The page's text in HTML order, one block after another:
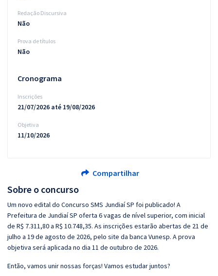
Sobre o concurso
Um novo edital do Concurso SMS Jundiaí SP foi publicado! A
Prefeitura de Jundiaí SP oferta 6 vagas de nível superior, com inicial
de R$ 7.311,80 a R$ 10.748,35. As inscrições estarão abertas de 21 de
julho a 19 de agosto de 2026, pelo site da banca Vunesp. A prova
objetiva será aplicada no dia 11 de outubro de 2026.
Então, vamos unir nossas forças! Vamos estudar juntos?
Redação Discursiva
Não
Prova de títulos
Não
Cronograma
Inscrições
21/07/2026 até 19/08/2026
Objetiva
11/10/2026
Compartilhar